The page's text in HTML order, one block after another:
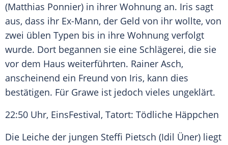
(Matthias Ponnier) in ihrer Wohnung an. Iris sagt
aus, dass ihr Ex-Mann, der Geld von ihr wollte, von
zwei üblen Typen bis in ihre Wohnung verfolgt
wurde. Dort begannen sie eine Schlägerei, die sie
vor dem Haus weiterführten. Rainer Asch,
anscheinend ein Freund von Iris, kann dies
bestätigen. Für Grawe ist jedoch vieles ungeklärt.
22:50 Uhr, EinsFestival, Tatort: Tödliche Häppchen
Die Leiche der jungen Steffi Pietsch (Idil Üner) liegt